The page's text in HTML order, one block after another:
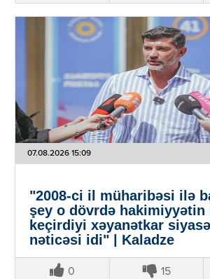
07.08.2026 15:09
"2008-ci il müharibəsi ilə
şey o dövrdə hakimiyyətin
keçirdiyi xəyanətkar
nəticəsi idi" | Kaladze
0 15